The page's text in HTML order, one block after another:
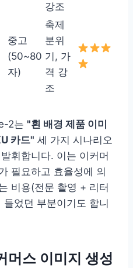
강조
중고
(50~80
자)
축제
분위
기, 가
격 강
조
2는 "흰 배경 제품 이미
카드" 세 가지 시나리오
휘합니다. 이는 이커머
필요하고 효율성에 의
비용(전문 촬영 + 리터
었던 부분이기도 합니
스 이미지 생성